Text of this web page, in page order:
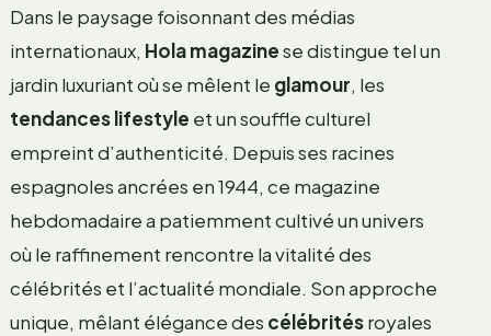
Dans le paysage foisonnant des médias
internationaux, Hola magazinese distingue tel un
jardin luxuriant où se mêlent le glamour, les
tendances lifestyle et un souffle culturel
empreint d’authenticité. Depuis ses racines
espagnoles ancrées en 1944, ce magazine
hebdomadaire a patiemment cultivé un univers
où le raffinement rencontre la vitalité des
célébrités et l’actualité mondiale. Son approche
unique, mêlant élégance des célébritésroyales